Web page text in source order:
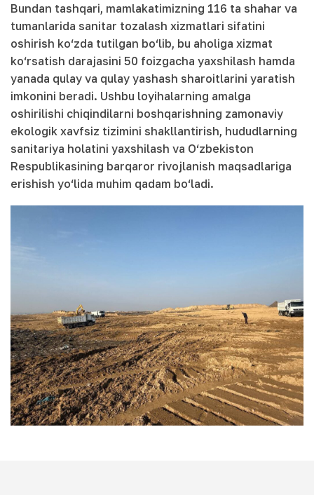
Bundan tashqari, mamlakatimizning 116 ta shahar va
tumanlarida sanitar tozalash xizmatlari sifatini
oshirish ko‘zda tutilgan bo‘lib, bu aholiga xizmat
ko‘rsatish darajasini 50 foizgacha yaxshilash hamda
yanada qulay va qulay yashash sharoitlarini yaratish
imkonini beradi. Ushbu loyihalarning amalga
oshirilishi chiqindilarni boshqarishning zamonaviy
ekologik xavfsiz tizimini shakllantirish, hududlarning
sanitariya holatini yaxshilash va O‘zbekiston
Respublikasining barqaror rivojlanish maqsadlariga
erishish yo‘lida muhim qadam bo‘ladi.